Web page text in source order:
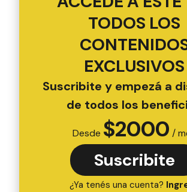
TODOS LOS
EXCLUSIVOS
Suscribite y empezá a
de todos los
Desde $2000 /
Suscribite
¿Ya tenés una cuenta?